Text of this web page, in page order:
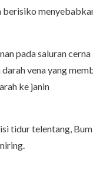
berisiko
pada saluran cerna
vena yang
ke janin
tidur telentang,